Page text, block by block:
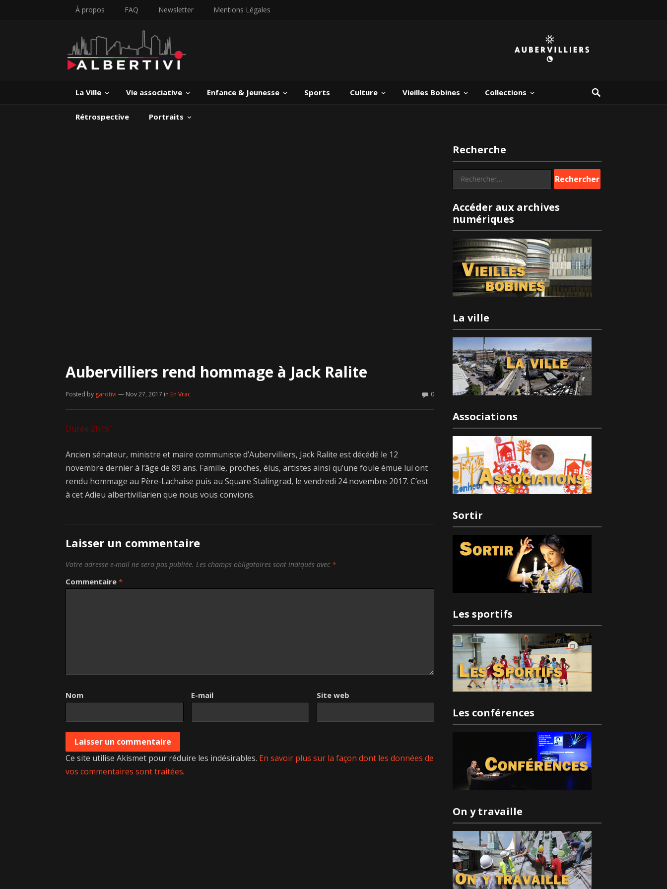
À propos FAQ Newsletter Mentions Légales
La Ville Vie associative Enfance & Jeunesse Sports Culture Vieilles Bobines Collections
Rétrospective Portraits
Aubervilliers rend hommage à Jack Ralite
Posted by garotivi — Nov 27, 2017 in En Vrac 0
Durée 2h15′
Ancien sénateur, ministre et maire communiste d’Aubervilliers, Jack Ralite est décédé le 12
novembre dernier à l’âge de 89 ans. Famille, proches, élus, artistes ainsi qu’une foule émue lui ont
rendu hommage au Père-Lachaise puis au Square Stalingrad, le vendredi 24 novembre 2017. C’est
à cet Adieu albertivillarien que nous vous convions.
Laisser un commentaire
Votre adresse e-mail ne sera pas publiée. Les champs obligatoires sont indiqués avec *
Commentaire *
Nom E-mail Site web
Ce site utilise Akismet pour réduire les indésirables. En savoir plus sur la façon dont les données de
vos commentaires sont traitées.
Recherche
Rechercher :
Accéder aux archives
numériques
La ville
Associations
Sortir
Les sportifs
Les conférences
On y travaille